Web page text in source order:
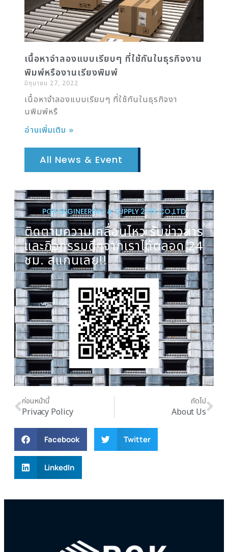
เนื้อหาจำลองแบบเรียบๆ ที่ใช้กันในธุรกิจงาน
พิมพ์หรืองานเรียงพิมพ์
มิถุนายน 27, 2022
เนื้อหาจำลองแบบเรียบๆ ที่ใช้กันในธุรกิจงา
นพิมพ์หรื
อ่านเพิ่มเติม »
All News & Event
PGK ENGINEERING & SUPPLY 2018 CO.,LTD
ติดตามความเคลื่อนไหว รับข่าวสาร
และกิจกรรมดีๆจากเราได้ตลอด 24
ชม. สแกนเลย!!
ก่อนหน้านี้
Privacy Policy
ถัดไป
About Us
Facebook Twitter
LinkedIn